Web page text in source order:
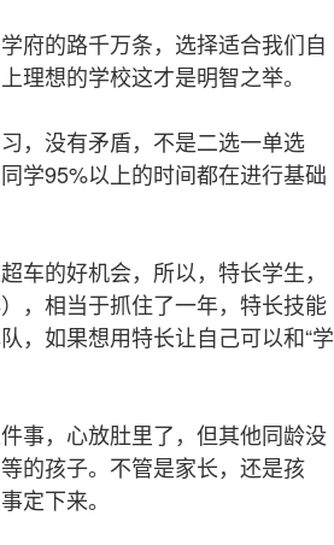
的路千万条，选择适合我们自
理想的学校这才是明智之举。
，没有矛盾，不是二选一单选
学95%以上的时间都在进行基础
的好机会，所以，特长学生，
，相当于抓住了一年，特长技能
，如果想用特长让自己可以和“学
，心放肚里了，但其他同龄没
的孩子。不管是家长，还是孩
定下来。